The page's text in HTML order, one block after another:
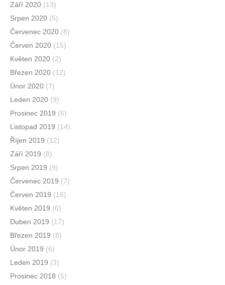
Září 2020 (13)
Srpen 2020 (5)
Červenec 2020 (8)
Červen 2020 (15)
Květen 2020 (2)
Březen 2020 (12)
Únor 2020 (7)
Leden 2020 (9)
Prosinec 2019 (6)
Listopad 2019 (14)
Říjen 2019 (12)
Září 2019 (8)
Srpen 2019 (9)
Červenec 2019 (7)
Červen 2019 (16)
Květen 2019 (6)
Duben 2019 (17)
Březen 2019 (8)
Únor 2019 (6)
Leden 2019 (3)
Prosinec 2018 (5)